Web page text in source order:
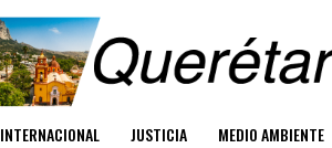
INTERNACIONAL JUSTICIA MEDIO AMBIENTE